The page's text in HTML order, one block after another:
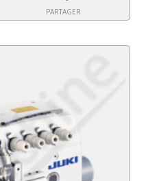
PARTAGER